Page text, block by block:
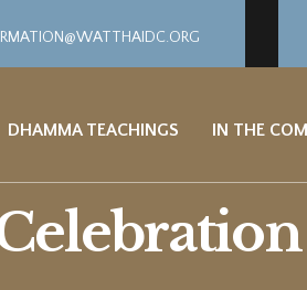
DHAMMA TEACHINGS IN THE